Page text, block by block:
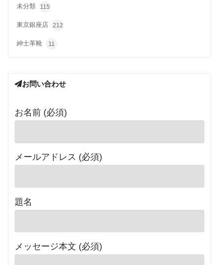
未分類 115
東京銀座店 212
紳士革靴 11
お問い合わせ
お名前 (必須)
メールアドレス (必須)
題名
メッセージ本文 (必須)